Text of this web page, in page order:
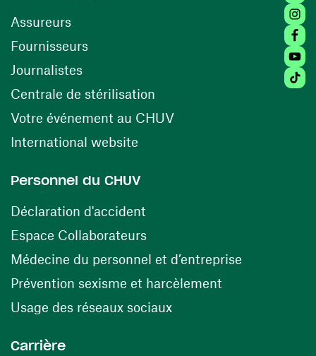
Assureurs
Fournisseurs(ouvre une nouvelle fenêtre)
Journalistes
Centrale de stérilisation (ouvre une nouvelle
Votre événement au CHUV(ouvre une nouvelle
International website
Personnel du CHUV
Déclaration d'accident
Espace Collaborateurs(ouvre une nouvelle fenêtre)
Médecine du personnel et d’entreprise
Prévention sexisme et harcèlement
Usage des réseaux sociaux(ouvre une nouvelle
Carrière